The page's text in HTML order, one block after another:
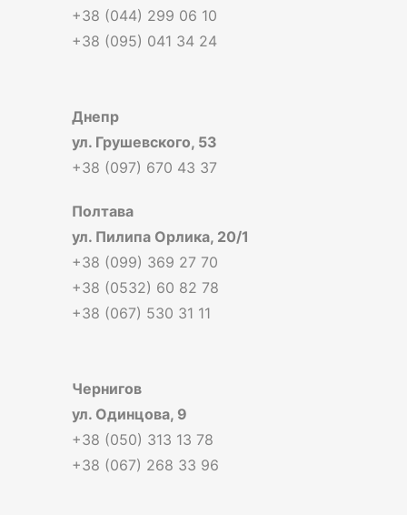
+38 (044) 299 06 10
+38 (095) 041 34 24
Днепр
ул. Грушевского, 53
+38 (097) 670 43 37
Полтава
ул. Пилипа Орлика, 20/1
+38 (099) 369 27 70
+38 (0532) 60 82 78
+38 (067) 530 31 11
Чернигов
ул. Одинцова, 9
+38 (050) 313 13 78
+38 (067) 268 33 96